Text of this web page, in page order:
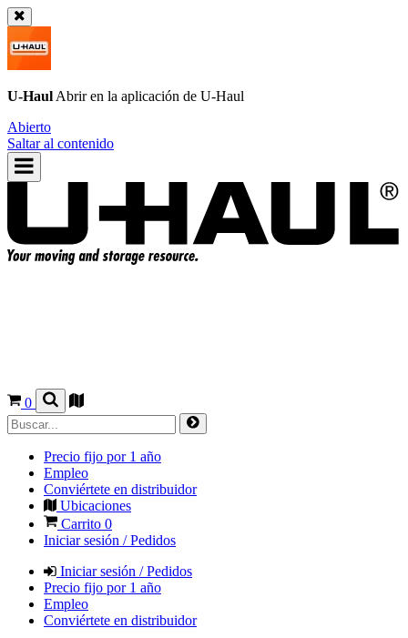
U-Haul Abrir en la aplicación de U-Haul
Abierto
Saltar al contenido
0
Precio fijo por 1 año
Empleo
Conviértete en distribuidor
Ubicaciones
Carrito 0
Iniciar sesión / Pedidos
Iniciar sesión / Pedidos
Precio fijo por 1 año
Empleo
Conviértete en distribuidor